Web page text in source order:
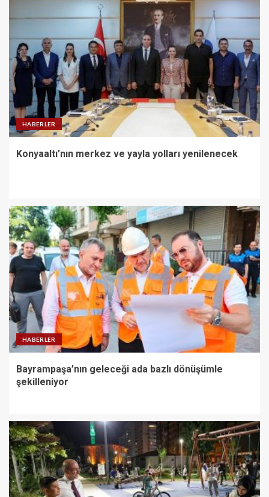
HABERLER
Konyaaltı’nın merkez ve yayla yolları yenilenecek
HABERLER
Bayrampaşa’nın geleceği ada bazlı dönüşümle
şekilleniyor